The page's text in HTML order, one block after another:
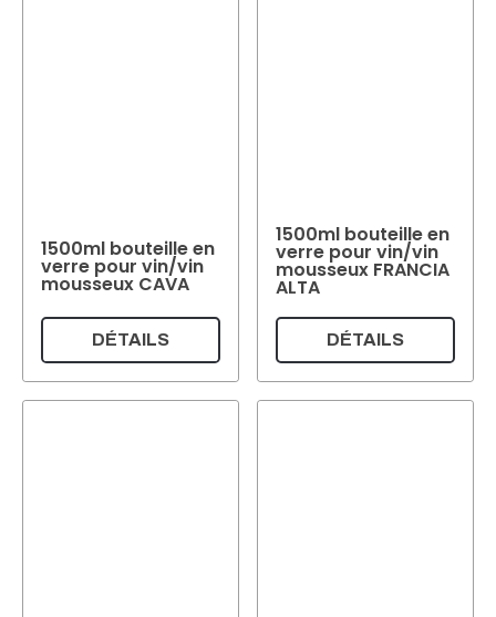
1500ml bouteille en
verre pour vin/vin
mousseux CAVA
DÉTAILS
1500ml bouteille en
verre pour vin/vin
mousseux FRANCIA
ALTA
DÉTAILS